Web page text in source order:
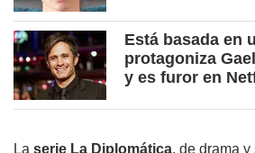
Está basada en
protagoniza
y es furor en
La serie La Diplomática, de drama